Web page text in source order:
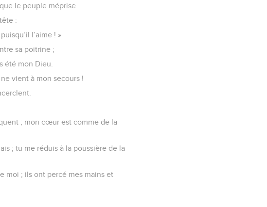
le peuple méprise.
:
l’aime ! »
sa poitrine ;
été mon Dieu.
vient à mon secours !
; mon cœur est comme de la
; tu me réduis à la poussière de la
moi ; ils ont percé mes mains et